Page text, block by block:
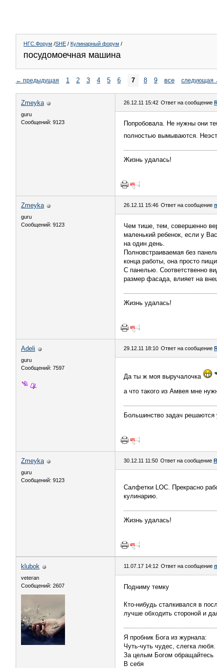
НГС.Форум /SHE / Кулинарный форум /
посудомоечная машина
← предыдущая 1 2 3 4 5 6 7 8 9 все следующая
Zmeyka
guru
Сообщений: 9123
26.12.11 15:42 Ответ на сообщение
Попробовала. Не нужны они
полностью вымываются.
Жизнь удалась!
Zmeyka
guru
Сообщений: 9123
26.12.11 15:46 Ответ на сообщение
Чем тише, тем, совершенно
маленький ребенок, если у
на один день.
Полновстраиваемая без
конца работы, она просто
С панелью. Соответственно
размер фасада, влияет на
Жизнь удалась!
Adeli
guru
Сообщений: 7597
29.12.11 18:10 Ответ на сообщение
Да ты ж моя выручалочка
а что такого из Амвея мне
Большинство задач решаются
Zmeyka
guru
Сообщений: 9123
30.12.11 11:50 Ответ на сообщение
Салфетки LOC. Прекрасно
кулинарию.
Жизнь удалась!
klubok
veteran
Сообщений: 2607
11.07.17 14:12 Ответ на сообщение
Подниму темку
Кто-нибудь сталкивался в
лучше обходить стороной и
Я пробник Бога из журнала:
Чуть-чуть чудес, слегка любя.
За целым Богом обращайтесь
В себя